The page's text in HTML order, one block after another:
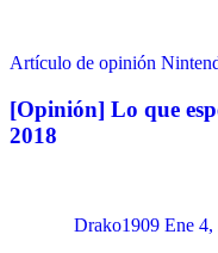
Artículo de opinión
[Opinión] Lo que
2018
Drako1909 Ene 4,